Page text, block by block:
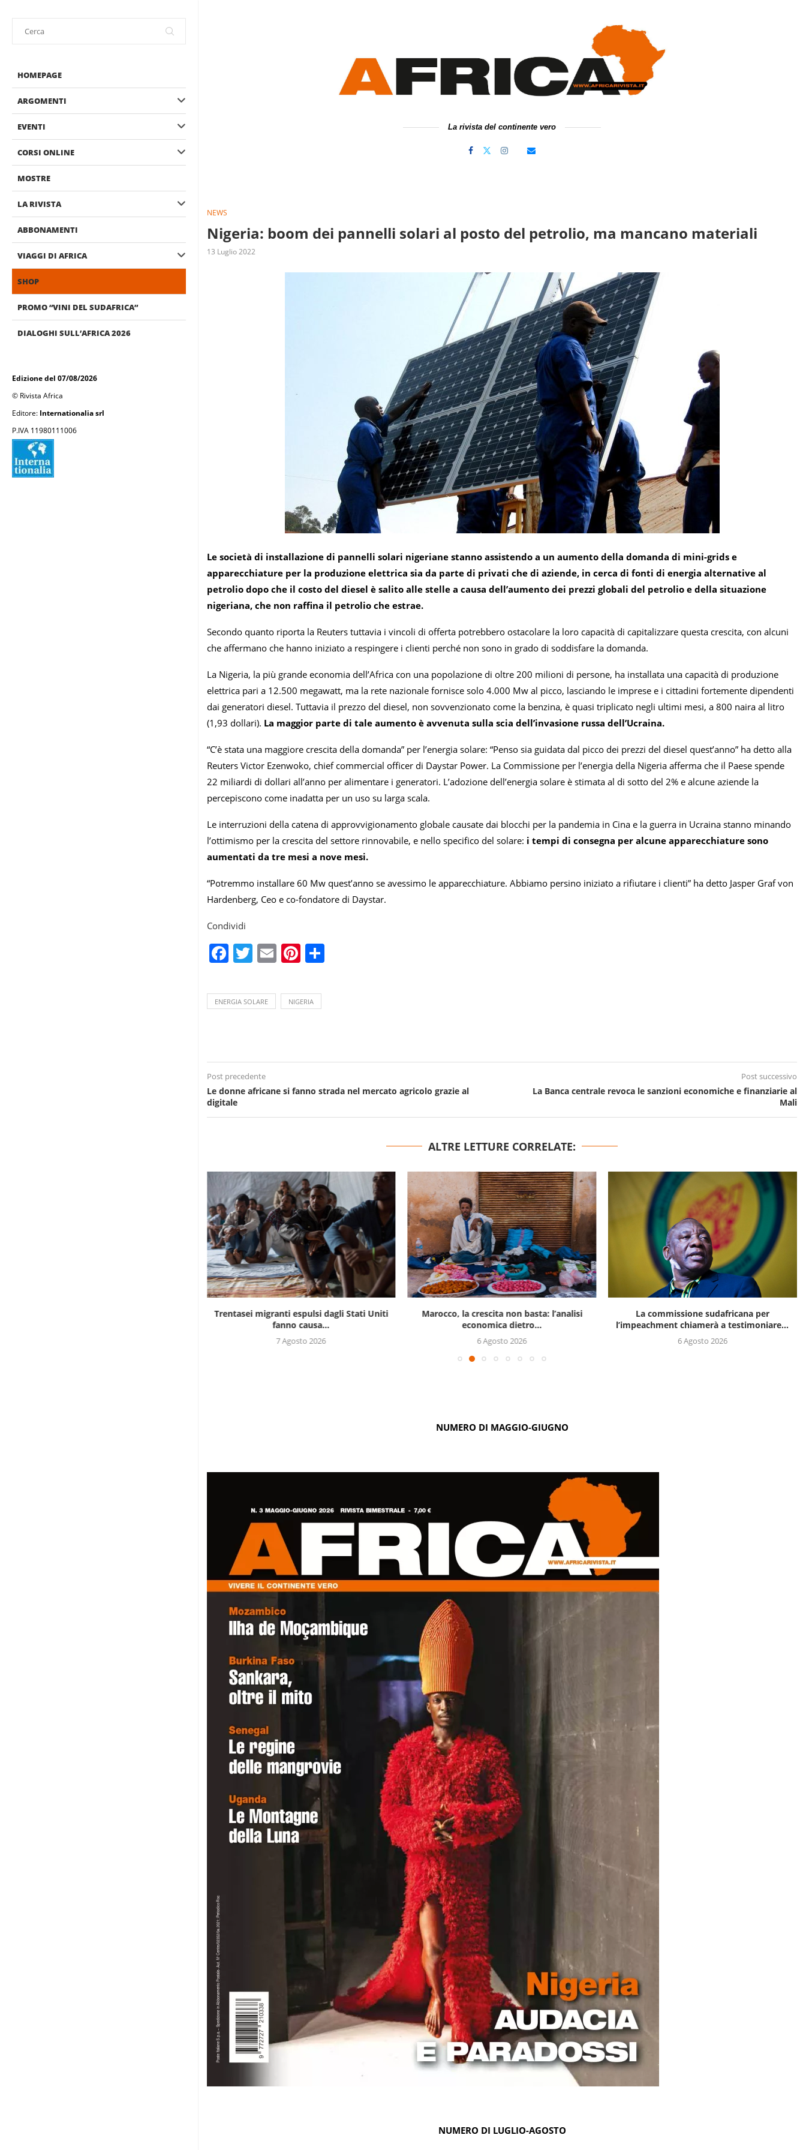
HOMEPAGE
ARGOMENTI
EVENTI
CORSI ONLINE
MOSTRE
LA RIVISTA
ABBONAMENTI
VIAGGI DI AFRICA
SHOP
PROMO “VINI DEL SUDAFRICA”
DIALOGHI SULL’AFRICA 2026
Edizione del 07/08/2026
© Rivista Africa
Editore: Internationalia srl
P.IVA 11980111006
La rivista del continente vero
NEWS
Nigeria: boom dei pannelli solari al posto del petrolio, ma mancano materiali
13 Luglio 2022
Le società di installazione di pannelli solari nigeriane stanno assistendo a un aumento della domanda di mini-grids e
apparecchiature per la produzione elettrica sia da parte di privati che di aziende, in cerca di fonti di energia alternative al
petrolio dopo che il costo del diesel è salito alle stelle a causa dell’aumento dei prezzi globali del petrolio e della situazione
nigeriana, che non raffina il petrolio che estrae.
Secondo quanto riporta la Reuters tuttavia i vincoli di offerta potrebbero ostacolare la loro capacità di capitalizzare questa crescita, con alcuni
che affermano che hanno iniziato a respingere i clienti perché non sono in grado di soddisfare la domanda.
La Nigeria, la più grande economia dell’Africa con una popolazione di oltre 200 milioni di persone, ha installata una capacità di produzione
elettrica pari a 12.500 megawatt, ma la rete nazionale fornisce solo 4.000 Mw al picco, lasciando le imprese e i cittadini fortemente dipendenti
dai generatori diesel. Tuttavia il prezzo del diesel, non sovvenzionato come la benzina, è quasi triplicato negli ultimi mesi, a 800 naira al litro
(1,93 dollari). La maggior parte di tale aumento è avvenuta sulla scia dell’invasione russa dell’Ucraina.
“C’è stata una maggiore crescita della domanda” per l’energia solare: “Penso sia guidata dal picco dei prezzi del diesel quest’anno” ha detto alla
Reuters Victor Ezenwoko, chief commercial officer di Daystar Power. La Commissione per l’energia della Nigeria afferma che il Paese spende
22 miliardi di dollari all’anno per alimentare i generatori. L’adozione dell’energia solare è stimata al di sotto del 2% e alcune aziende la
percepiscono come inadatta per un uso su larga scala.
Le interruzioni della catena di approvvigionamento globale causate dai blocchi per la pandemia in Cina e la guerra in Ucraina stanno minando
l’ottimismo per la crescita del settore rinnovabile, e nello specifico del solare: i tempi di consegna per alcune apparecchiature sono
aumentati da tre mesi a nove mesi.
“Potremmo installare 60 Mw quest’anno se avessimo le apparecchiature. Abbiamo persino iniziato a rifiutare i clienti” ha detto Jasper Graf von
Hardenberg, Ceo e co-fondatore di Daystar.
Condividi
Facebook
Twitter
EmailPinterest
ENERGIA SOLARE NIGERIA
Post precedente
Le donne africane si fanno strada nel mercato agricolo grazie al
digitale
Post successivo
La Banca centrale revoca le sanzioni economiche e finanziarie al
Mali
ALTRE LETTURE CORRELATE:
Trentasei migranti espulsi dagli Stati Uniti
fanno causa...
7 Agosto 2026
Marocco, la crescita non basta: l’analisi
economica dietro...
6 Agosto 2026
La commissione sudafricana per
l’impeachment chiamerà a testimoniare...
6 Agosto 2026
NUMERO DI MAGGIO-GIUGNO
NUMERO DI LUGLIO-AGOSTO